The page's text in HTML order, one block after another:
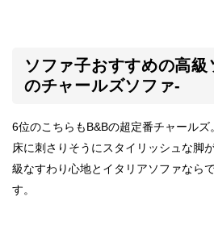
ソファ子おすすめの高
のチャールズソファ-
6位のこちらもB&Bの超定番チャール
床に刺さりそうにスタイリッシュな脚
級なすわり心地とイタリアソファなら
す。